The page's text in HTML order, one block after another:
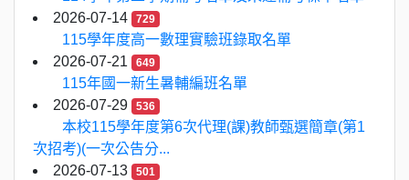
2026-07-14
729
115學年度高一數理實驗班錄取名單
2026-07-21
649
115年國一新生暑輔編班名單
2026-07-29
536
本校115學年度第6次代理(課)教師甄選簡章(第1
次招考)(一次公告分...
2026-07-13
501